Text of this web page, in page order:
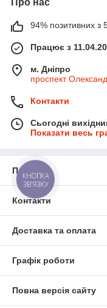
94% позитивних з
Працює з
м. Дніпро
проспект
Контакти
Сьогодні
Показати весь
Про нас
Контакти
Доставка та оплата
Графік роботи
Повна версія сайту
КНОПКА
ЗВ'ЯЗКУ